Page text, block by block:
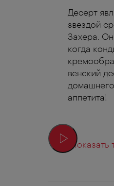
Десерт
звездой
Захера.
когда
венский
аппетита!
Показать